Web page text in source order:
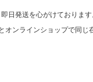
日発送を心がけておりま
オンラインショップで同